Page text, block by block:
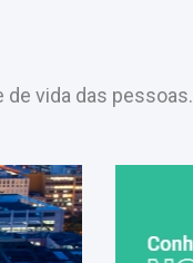
de vida das pessoas.